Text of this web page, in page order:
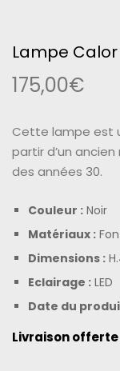
Lampe
175,00€
Cette lampe est
partir d’un
des années 30.
Couleur : Noir
Matériaux :
Dimensions :
Eclairage : LED
Date du
Livraison